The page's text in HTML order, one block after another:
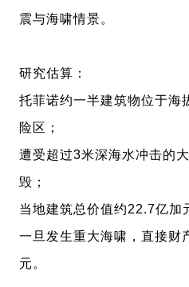
震与海啸情景。
研究估算：
托菲诺约一半建筑物位于海
险区；
遭受超过3米深海水冲击的
毁；
当地建筑总价值约22.7亿加
一旦发生重大海啸，直接财
元。